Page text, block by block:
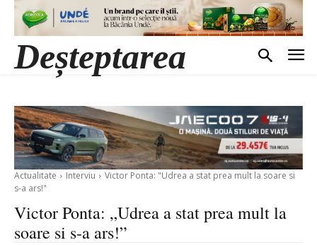
Deșteptarea
Actualitate Interviu
Victor Ponta: "Udrea a stat prea mult la soare si
s-a ars!"
Victor Ponta: „Udrea a stat prea mult la
soare si s-a ars!”